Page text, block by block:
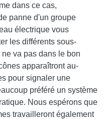
dans ce cas,
panne d'un groupe
électrique vous
les différents sous-
va pas dans le bon
apparaîtront au-
pour signaler une
préféré un système
Nous espérons que
travailleront également